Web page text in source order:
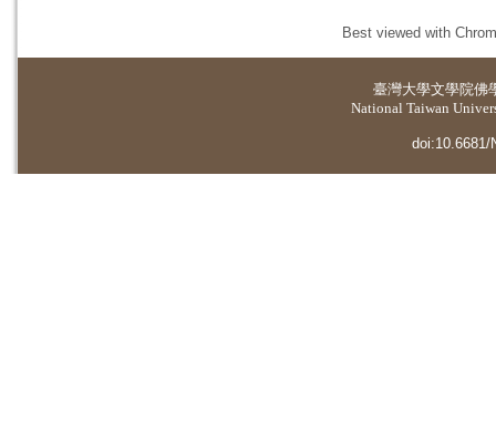
Best viewed with
臺灣大學文學院佛
National Taiwan
doi:10.6681/